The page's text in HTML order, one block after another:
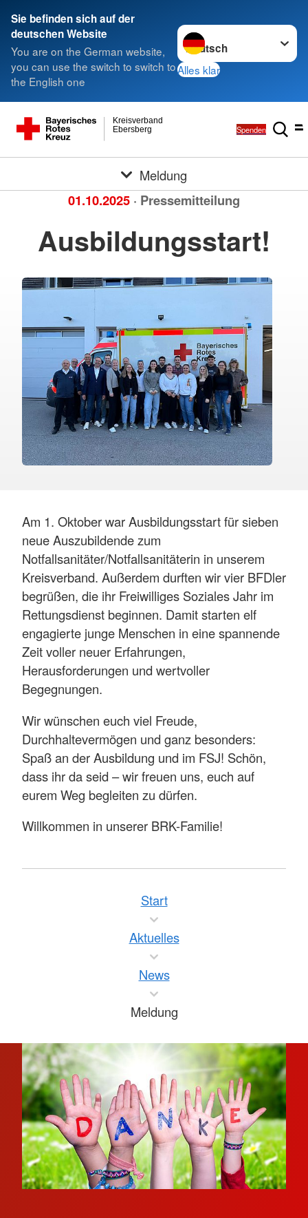
Sie befinden sich auf der
deutschen Website
You are on the German website,
you can use the switch to switch to
the English one
Sprache wechseln zu
Alles klar
Ebersberg
Kreisverband
Spenden
Meldung
01.10.2025 · Pressemitteilung
Ausbildungsstart!
Am 1. Oktober war Ausbildungsstart für sieben
neue Auszubildende zum
Notfallsanitäter/Notfallsanitäterin in unserem
Kreisverband. Außerdem durften wir vier BFDler
begrüßen, die ihr Freiwilliges Soziales Jahr im
Rettungsdienst beginnen. Damit starten elf
engagierte junge Menschen in eine spannende
Zeit voller neuer Erfahrungen,
Herausforderungen und wertvoller
Begegnungen.
Wir wünschen euch viel Freude,
Durchhaltevermögen und ganz besonders:
Spaß an der Ausbildung und im FSJ! Schön,
dass ihr da seid – wir freuen uns, euch auf
eurem Weg begleiten zu dürfen.
Willkommen in unserer BRK-Familie!
Start
Aktuelles
News
Meldung